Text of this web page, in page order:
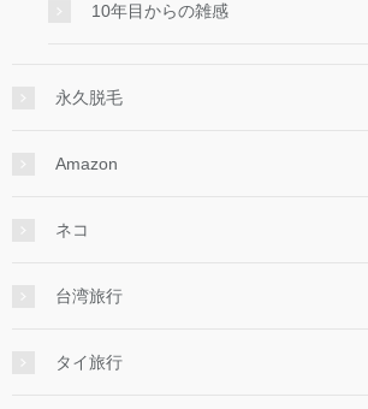
10年目からの雑感
永久脱毛
Amazon
ネコ
台湾旅行
タイ旅行